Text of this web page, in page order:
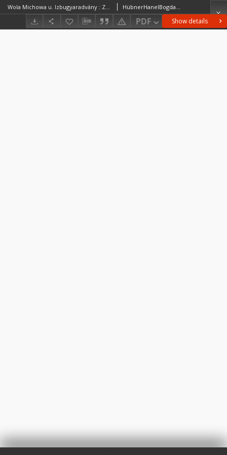
Show details
PDF
Wola Michowa u. Izbugyaradvány : Zone 9 Kol. XXVI HübnerHanelBogdanyi, F. von. RedaktorHauk, J. RedaktorHaag